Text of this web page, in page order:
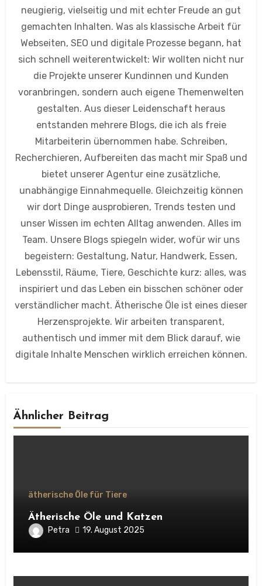
neugierig, vielseitig und mit echter Freude an gut
gemachten Inhalten. Was als klassische Arbeit für
Webseiten, SEO und digitale Prozesse begann, hat
sich schnell weiterentwickelt: Wir wollten nicht nur
die Projekte unserer Kundinnen und Kunden
voranbringen, sondern auch eigene Themenwelten
gestalten. Aus dieser Leidenschaft heraus
entstanden mehrere Blogs, die ich als freie
Mitarbeiterin übernommen habe. Schreiben,
Recherchieren, Aufbereiten das macht mir Spaß und
bietet unserer Agentur eine zusätzliche,
unabhängige Einnahmequelle. Gleichzeitig können
wir dort Dinge ausprobieren, Trends testen und
unser Wissen im echten Alltag anwenden. Alles im
Team. Unsere Blogs spiegeln wider, wofür wir uns
begeistern: Gestaltung, Natur, Handwerk, Essen,
Lebensstil, Räume, Tiere, Geschichte kurz: alles, was
inspiriert und das Leben ein bisschen schöner oder
verständlicher macht. Ätherische Öle ist eines dieser
Herzensprojekte. Wir arbeiten transparent,
authentisch und immer mit dem Blick darauf, wie
digitale Inhalte Menschen wirklich erreichen können.
Ähnlicher Beitrag
ätherische Öle für Tiere
Ätherische Öle und Katzen
Petra 19. August 2025